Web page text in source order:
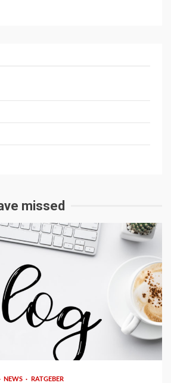
missed
NEWS RATGEBER